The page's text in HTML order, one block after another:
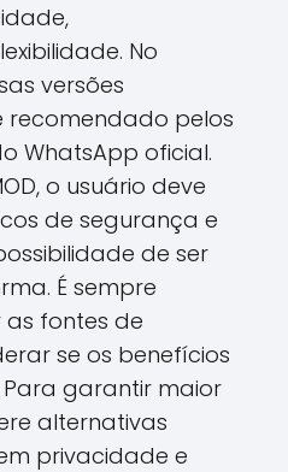
No
versões
recomendado pelos
WhatsApp oficial.
o usuário deve
de segurança e
de ser
É sempre
fontes de
se os benefícios
Para garantir maior
alternativas
privacidade e